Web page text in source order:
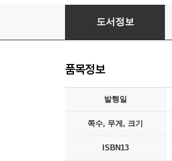
한국현대수필 100년
도서정보
품목정보
발행일
쪽수, 무게, 크기
ISBN13